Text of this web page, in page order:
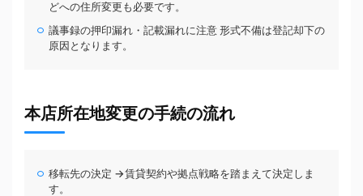
どへの住所変更も必要です。
議事録の押印漏れ・記載漏れに注意 形式不備は登記却下の
原因となります。
本店所在地変更の手続の流れ
移転先の決定 →賃貸契約や拠点戦略を踏まえて決定しま
す。